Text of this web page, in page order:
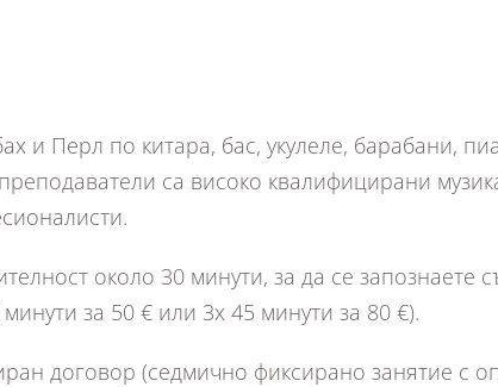
и Перл по китара, бас, укулеле, барабани,
са високо квалифицирани
около 30 минути, за да се запознаете
за 50 € или 3x 45 минути за 80 €).
договор (седмично фиксирано занятие с